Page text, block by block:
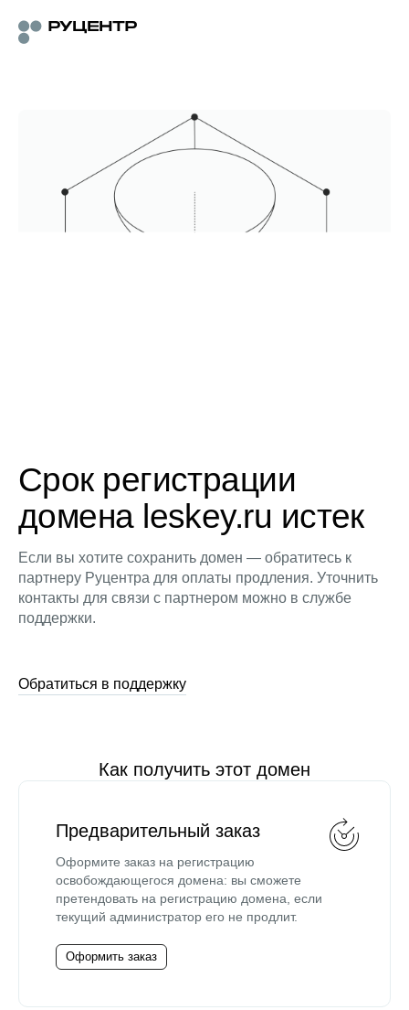
Срок регистрации
домена leskey.ru истек
Если вы хотите сохранить домен — обратитесь к
партнеру Руцентра для оплаты продления. Уточнить
контакты для связи с партнером можно в службе
поддержки.
Обратиться в поддержку
Как получить этот домен
Предварительный заказ
Оформите заказ на регистрацию
освобождающегося домена: вы сможете
претендовать на регистрацию домена, если
текущий администратор его не продлит.
Оформить заказ